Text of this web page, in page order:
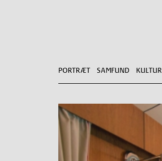
PORTRÆT SAMFUND KULTUR